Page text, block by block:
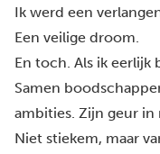
Ik werd een
Een veilige droom.
En toch. Als ik eerlijk
Samen
ambities. Zijn geur in
Niet stiekem, maar